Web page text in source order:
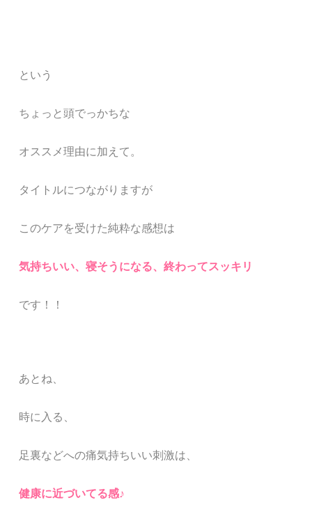
という
ちょっと頭でっかちな
オススメ理由に加えて。
タイトルにつながりますが
このケアを受けた純粋な感想は
気持ちいい、寝そうになる、終わってスッキリ
です！！
あとね、
時に入る、
足裏などへの痛気持ちいい刺激は、
健康に近づいてる感♪